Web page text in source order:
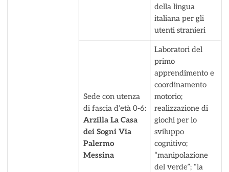
della lingua
italiana per gli
utenti stranieri
Sede con utenza
di fascia d’età 0-6:
Arzilla La Casa
dei Sogni Via
Palermo
Messina
Laboratori del
primo
apprendimento e
coordinamento
motorio;
realizzazione di
giochi per lo
sviluppo
cognitivo;
“manipolazione
del verde”; “la